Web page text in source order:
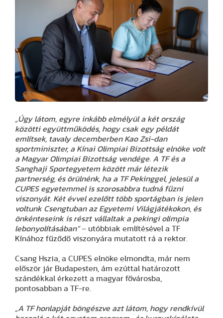
„Úgy látom, egyre inkább elmélyül a két ország
közötti együttműködés, hogy csak egy példát
említsek, tavaly decemberben Kao Zsi-dan
sportminiszter, a Kínai Olimpiai Bizottság elnöke volt
a Magyar Olimpiai Bizottság vendége. A TF és a
Sanghaji Sportegyetem között már létezik
partnerség, és örülnénk, ha a TF Pekinggel, jelesül a
CUPES egyetemmel is szorosabbra tudná fűzni
viszonyát. Két évvel ezelőtt több sportágban is jelen
voltunk Csengtuban az Egyetemi Világjátékokon, és
önkénteseink is részt vállaltak a pekingi olimpia
lebonyolításában”– utóbbiak említésével a TF
Kínához fűződő viszonyára mutatott rá a rektor.
Csang Hszia, a CUPES elnöke elmondta, már nem
először jár Budapesten, ám ezúttal határozott
szándékkal érkezett a magyar fővárosba,
pontosabban a TF-re.
„A TF honlapját böngészve azt látom, hogy rendkívül